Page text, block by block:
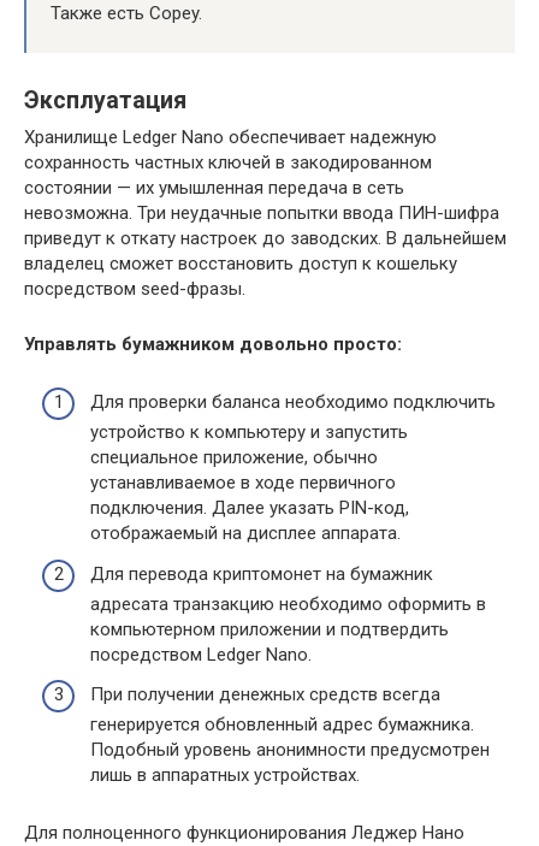
Также есть Copey.
Эксплуатация
Хранилище Ledger Nano обеспечивает надежную
сохранность частных ключей в закодированном
состоянии — их умышленная передача в сеть
невозможна. Три неудачные попытки ввода ПИН-шифра
приведут к откату настроек до заводских. В дальнейшем
владелец сможет восстановить доступ к кошельку
посредством seed-фразы.
Управлять бумажником довольно просто:
Для проверки баланса необходимо подключить
устройство к компьютеру и запустить
специальное приложение, обычно
устанавливаемое в ходе первичного
подключения. Далее указать PIN-код,
отображаемый на дисплее аппарата.
Для перевода криптомонет на бумажник
адресата транзакцию необходимо оформить в
компьютерном приложении и подтвердить
посредством Ledger Nano.
При получении денежных средств всегда
генерируется обновленный адрес бумажника.
Подобный уровень анонимности предусмотрен
лишь в аппаратных устройствах.
Для полноценного функционирования Леджер Нано